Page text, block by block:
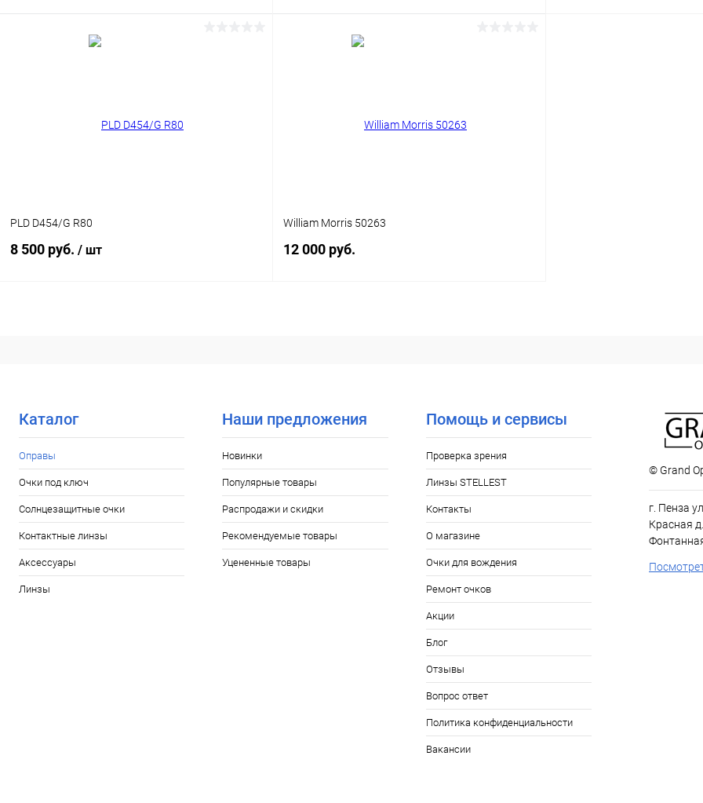
PLD D454/G R80
8 500 руб. / шт
William Morris 50263
12 000 руб.
Каталог
Оправы
Очки под ключ
Солнцезащитные очки
Контактные линзы
Аксессуары
Линзы
Наши предложения
Новинки
Популярные товары
Распродажи и скидки
Рекомендуемые товары
Уцененные товары
Помощь и сервисы
Проверка зрения
Линзы STELLEST
Контакты
О магазине
Очки для вождения
Ремонт очков
Акции
Блог
Отзывы
Вопрос ответ
Политика конфиденциальности
Вакансии
© Grand
г. Пенза
Красная